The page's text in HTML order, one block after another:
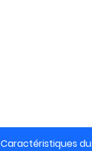
Caractéristiques